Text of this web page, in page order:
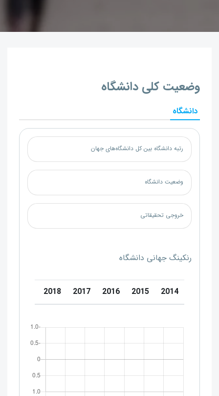
وضعیت کلی دانشگاه
دانشگاه
رتبه دانشگاه بین کل دانشگاه‌های جهان
وضعیت دانشگاه
خروجی تحقیقاتی
رنکینگ جهانی دانشگاه
2014
2015
2016
2017
2018